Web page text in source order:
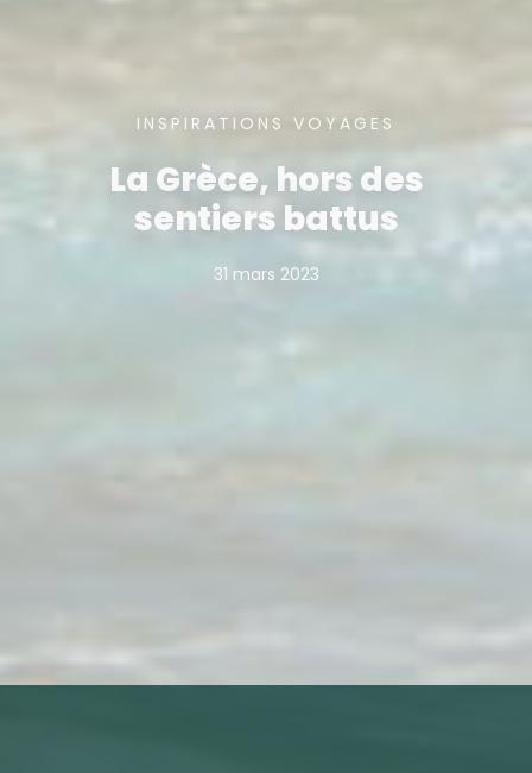
INSPIRATIONS VOYAGES
La Grèce, hors des
sentiers battus
31 mars 2023